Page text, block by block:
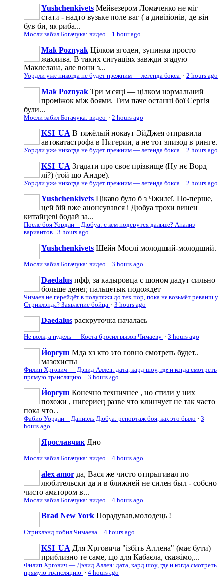
Yushchenkivets Мейвезером Ломаченко не міг
стати - надто вузьке поле ваг ( а дивізіонів, де він
був би, як риба...
Мосли забил Богачука: видео · 1 hour ago
Mak Poznyak Цілком згоден, зупинка просто
жахлива. В таких ситуаціях завжди згадую
Маклелана, але вони з...
Уордли уже никогда не будет прежним — легенда бокса · 2 hours ago
Mak Poznyak Три місяці — цілком нормальний
проміжок між боями. Тим паче останні бої Сергія
були...
Мосли забил Богачука: видео · 2 hours ago
KSI_UA В тяжёлый нокаут ЭйДжея отправила
автокатастрофа в Нигерии, а не тот эпизод в ринге.
Уордли уже никогда не будет прежним — легенда бокса · 2 hours ago
KSI_UA Згадати про своє прізвище (Ну нє Ворд
лі?) (той що Андре).
Уордли уже никогда не будет прежним — легенда бокса · 2 hours ago
Yushchenkivets Цікаво було б з Чжилеї. По-перше,
цей бій вже анонсувався і Дюбуа трохи винен
китайцеві бодай за...
После боя Уордли – Дюбуа: с кем подерутся дальше? Анализ
вариантов · 3 hours ago
Yushchenkivets Шейн Мослі молодший-молодший.
Мосли забил Богачука: видео · 3 hours ago
Daedalus пфф, за кадыровца с шоном дадут сильно
больше денег, пальцетык подождет
Чимаев не перейдёт в полутяжи до тех пор, пока не возьмёт реванш у
Стриклэнда? Заявление бойца · 3 hours ago
Daedalus раскруточка началась
Не волк, а пудель — Коста бросил вызов Чимаеву · 3 hours ago
Йоргуш Мда хз кто это говно смотреть будет..
мазохисты
Филип Хргович — Дэвид Аллен: дата, кард шоу, где и когда смотреть
прямую трансляцию · 3 hours ago
Йоргуш Конечно техничнее , но стили у них
похожи , нигериец разве что клинчует не так часто
пока что...
Фабио Уордли – Даниэль Дюбуа: репортаж боя, как это было · 3
hours ago
Ярославчик Дно
Мосли забил Богачука: видео · 4 hours ago
alex amor да, Вася же чисто отпрыгивал по
любительски да и в ближней не силен был - собсно
чисто аматором в...
Мосли забил Богачука: видео · 4 hours ago
Brad New York Порадував,молодець !
Стриклэнд побил Чимаева · 4 hours ago
KSI_UA Для Хрговича "ізбіть Аллена" (має бути)
приблизно те саме, що для Кабаєла, скажімо,...
Филип Хргович — Дэвид Аллен: дата, кард шоу, где и когда смотреть
прямую трансляцию · 4 hours ago